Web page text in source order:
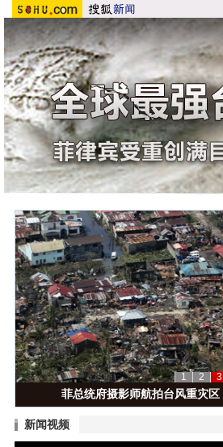
1 2 3
菲总统府摄影师航拍台风重灾区
新闻视频